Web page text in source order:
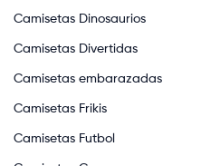
Camisetas Dinosaurios
Camisetas Divertidas
Camisetas embarazadas
Camisetas Frikis
Camisetas Futbol